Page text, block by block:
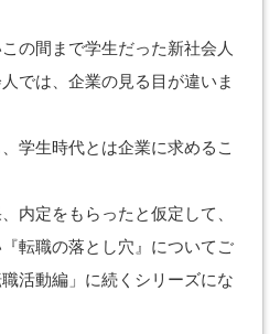
の間まで学生だった新社会人
では、企業の見る目が違いま
学生時代とは企業に求めるこ
内定をもらったと仮定して、
転職の落とし穴』についてご
活動編」に続くシリーズにな